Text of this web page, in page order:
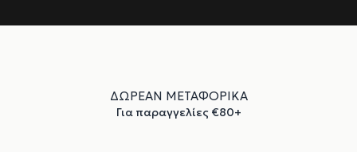
ΔΩΡΕΑΝ ΜΕΤΑΦΟΡΙΚΑ
Για παραγγελίες €80+